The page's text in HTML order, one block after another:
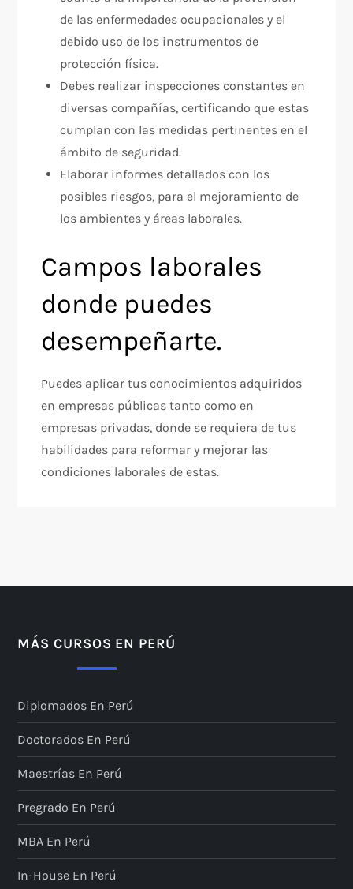
de las enfermedades ocupacionales y el
debido uso de los instrumentos de
protección física.
Debes realizar inspecciones constantes en
diversas compañías, certificando que estas
cumplan con las medidas pertinentes en el
ámbito de seguridad.
Elaborar informes detallados con los
posibles riesgos, para el mejoramiento de
los ambientes y áreas laborales.
Campos laborales
donde puedes
desempeñarte.
Puedes aplicar tus conocimientos adquiridos
en empresas públicas tanto como en
empresas privadas, donde se requiera de tus
habilidades para reformar y mejorar las
condiciones laborales de estas.
MÁS CURSOS EN PERÚ
Diplomados En Perú
Doctorados En Perú
Maestrías En Perú
Pregrado En Perú
MBA En Perú
In-House En Perú